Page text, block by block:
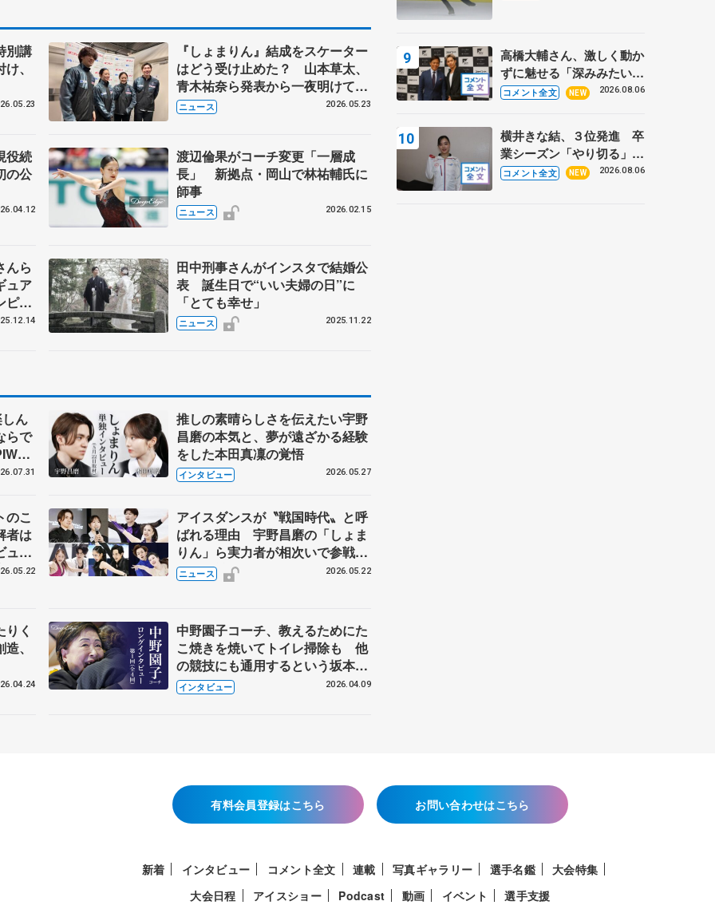
別講
、
『しょまりん』結成をスケーター
はどう受け止めた？ 山本草太、
青木祐奈ら発表から一夜明けてコ
メント
ニュース 2026.05.23
役続
の公
渡辺倫果がコーチ変更「一層成
長」 新拠点・岡山で林祐輔氏に
師事
ニュース 2026.02.15
んら
ュア
ピッ
教室
田中刑事さんがインスタで結婚公
表 誕生日で“いい夫婦の日”に
「とても幸せ」
ニュース 2025.11.22
ん
らで
前
推しの素晴らしさを伝えたい宇野
昌磨の本気と、夢が遠ざかる経験
をした本田真凜の覚悟
インタビュー 2026.05.27
のこ
者は
ュー
人、
アイスダンスが〝戦国時代〟と呼
ばれる理由 宇野昌磨の「しょま
りん」ら実力者が相次いで参戦
国内の競争激化
ニュース 2026.05.22
く
、
中野園子コーチ、教えるためにた
こ焼きを焼いてトイレ掃除も 他
の競技にも通用するという坂本花
織の筋肉
インタビュー 2026.04.09
高橋大輔さん、激しく動か
ずに魅せる「深みみたいな
ものは出てきている？」
あい
コメント全文 NEW 2026.08.06
横井きな結、３位発進 卒
業シーズン「やり切る」
【みなとアクルス杯SP】
コメント全文 NEW 2026.08.06
有料会員登録はこちら お問い合わせはこちら
新着 インタビュー コメント全文 連載 写真ギャラリー 選手名鑑
大会特集
大会日程
アイスショー Podcast 動画 イベント 選手支援